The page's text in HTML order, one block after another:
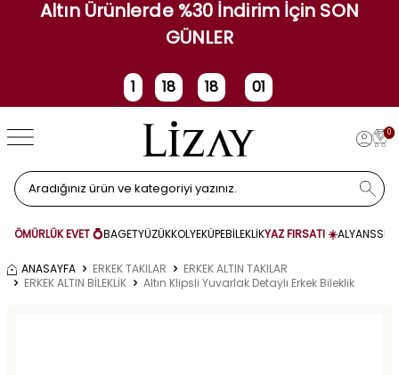
Altın Ürünlerde %30 İndirim İçin SON
GÜNLER
1
Gün
18
Saat
18 01
0
ÖMÜRLÜK EVET 💍BAGETYÜZÜKKOLYEKÜPEBİLEKLİKYAZ FIRSATI ☀️ALYANS
ANASAYFA ERKEK TAKILAR
ERKEK ALTIN TAKILAR
ERKEK ALTIN BİLEKLİK
Altın Klipsli Yuvarlak Detaylı Erkek Bileklik